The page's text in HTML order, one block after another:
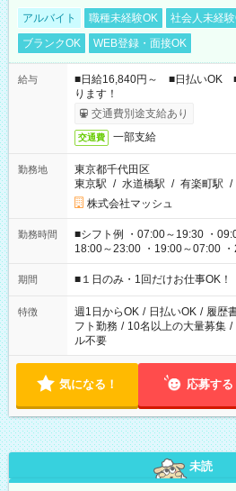
アルバイト 職種未経験OK 社会人未経
ブランクOK
WEB登録・面接OK
給与
■日給16,840円～ ■日払いOK
ります！
交通費別途支給あり
交通費 一部支給
勤務地
東京都千代田区
東京駅 / 水道橋駅 / 有楽町駅 /
株式会社マッシュ
勤務時間
■シフト例 ・07:00～19:30 ・
18:00～23:00 ・19:00～07:00
etc ★最短で3時間で5,120円のお仕事から 15時間で2万円近く稼
げるお仕事も！ ご希望のお時間に合わせてご紹介！ ※シフトは
ください！
期間 ■１日のみ・1回だけお仕事OK！
特徴 週1日からOK / 日払いOK / 履歴
フト勤務 / 10名以上の大量募集 /
ル不要
気になる！ 応募する
未読